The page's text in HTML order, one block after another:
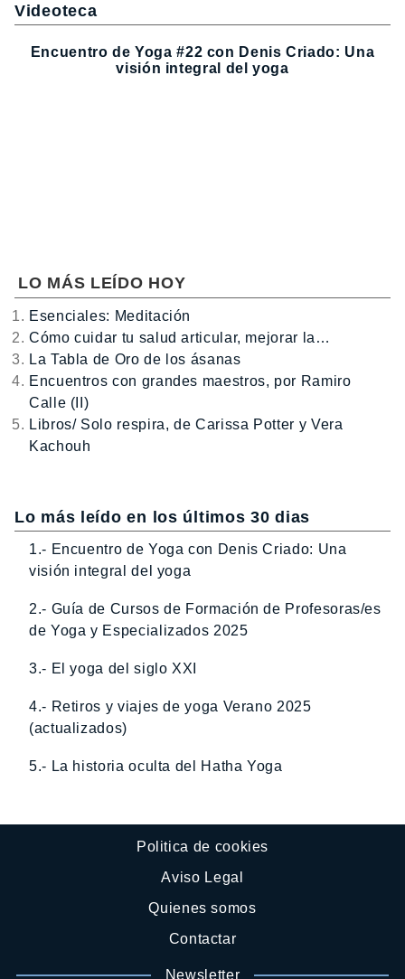
Videoteca
Encuentro de Yoga #22 con Denis Criado: Una
visión integral del yoga
LO MÁS LEÍDO HOY
Esenciales: Meditación
Cómo cuidar tu salud articular, mejorar la…
La Tabla de Oro de los ásanas
Encuentros con grandes maestros, por Ramiro
Calle (II)
Libros/ Solo respira, de Carissa Potter y Vera
Kachouh
Lo más leído en los últimos 30 dias
1.- Encuentro de Yoga con Denis Criado: Una
visión integral del yoga
2.- Guía de Cursos de Formación de Profesoras/es
de Yoga y Especializados 2025
3.- El yoga del siglo XXI
4.- Retiros y viajes de yoga Verano 2025
(actualizados)
5.- La historia oculta del Hatha Yoga
Politica de cookies
Aviso Legal
Quienes somos
Contactar
Newsletter